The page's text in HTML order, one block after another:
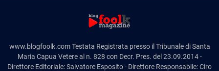
www.blogfoolk.com Testata Registrata presso il Tribunale di Santa
Maria Capua Vetere al n. 828 con Decr. Pres. del 23.09.2014 -
Direttore Editoriale: Salvatore Esposito - Direttore Responsabile: Ciro